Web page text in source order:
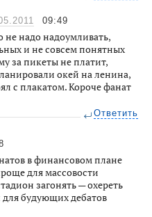
09:49
не надо надоумливать,
и не совсем понятных
за пикеты не платит,
окей на ленина,
с плакатом. Короче фанат
Ответить
в финансовом плане
для массовости
загонять — охереть
будующих дебатов